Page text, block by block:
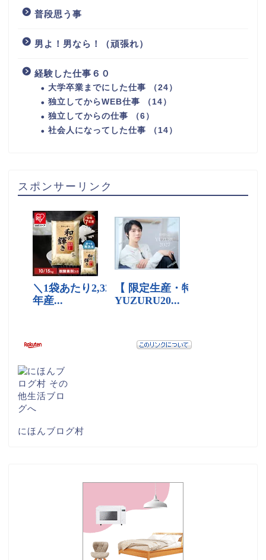
普段思う事
男よ！男なら！（頑張れ）
経験した仕事６０
大学卒業までにした仕事 （24）
独立してからWEB仕事 （14）
独立してからの仕事 （6）
社会人になってした仕事 （14）
スポンサーリンク
にほんブログ村